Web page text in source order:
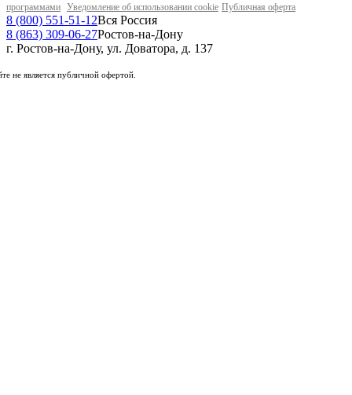
программами Уведомление об использовании cookie Публичная оферта
8 (800) 551-51-12Вся Россия
8 (863) 309-06-27Ростов-на-Дону
г. Ростов-на-Дону, ул. Доватора, д. 137
не является публичной офертой.